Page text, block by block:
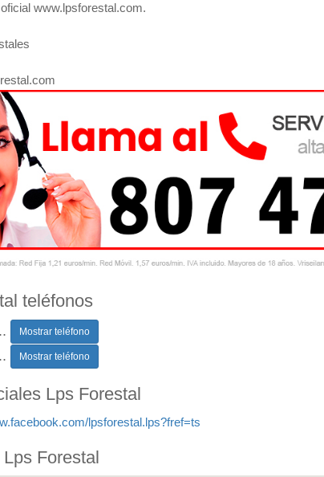
www.lpsforestal.com.
teléfonos
Mostrar teléfono
Mostrar teléfono
Lps Forestal
lpsforestal.lps?fref=ts
Forestal